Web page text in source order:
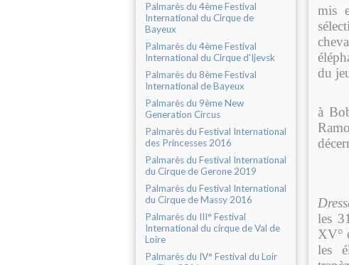
Palmarès du 4ème Festival
International du Cirque de
Bayeux
Palmarès du 4ème Festival
International du Cirque d'Ijevsk
Palmarès du 8ème Festival
International de Bayeux
Palmarès du 9ème New
Generation Circus
Palmarès du Festival International
des Princesses 2016
Palmarès du Festival International
du Cirque de Gerone 2019
Palmarès du Festival International
du Cirque de Massy 2016
Palmarès du III° Festival
International du cirque de Val de
Loire
Palmarès du IV° Festival du Loir
mis
du
à
les
XV°
les